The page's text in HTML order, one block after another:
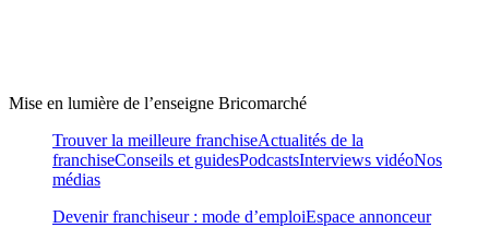
Mise en lumière de l’enseigne Bricomarché
Trouver la meilleure franchiseActualités de la
franchiseConseils et guidesPodcastsInterviews vidéoNos
médias
Devenir franchiseur : mode d’emploiEspace annonceur